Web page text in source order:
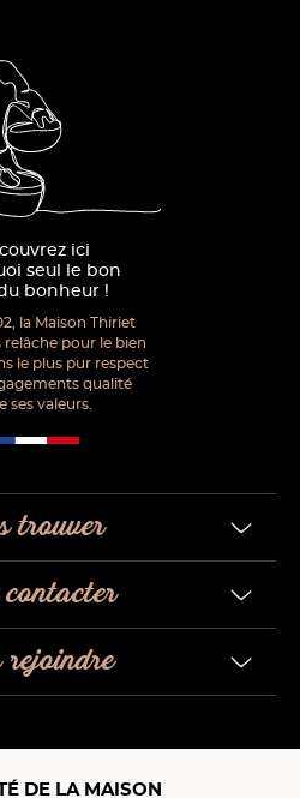
ici
seul le bon
bonheur !
la Maison Thiriet
pour le bien
le plus pur respect
qualité
ses valeurs.
trouver
contacter
rejoindre
DE LA MAISON